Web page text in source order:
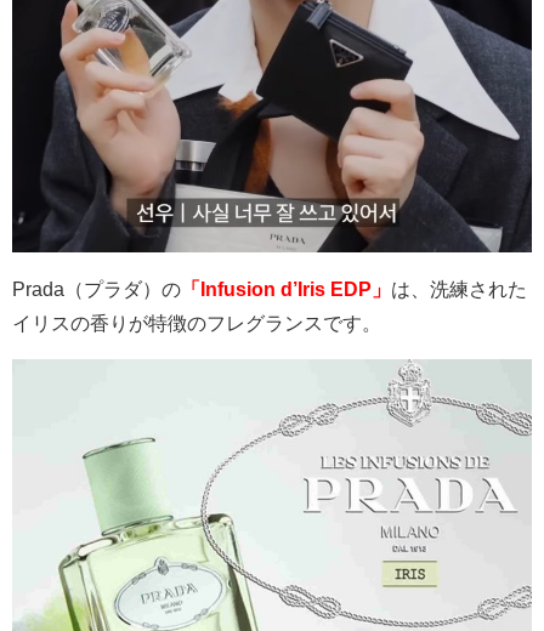
Prada （プラダ）の 「Infusion d’Iris EDP」 は、洗練された
イリスの香りが特徴のフレグランスです。